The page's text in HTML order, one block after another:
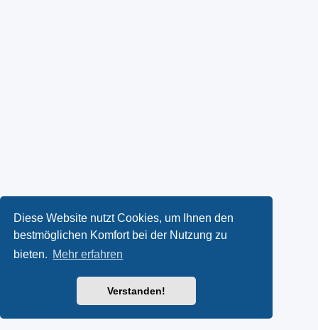
Diese Website nutzt Cookies, um Ihnen den
bestmöglichen Komfort bei der Nutzung zu
bieten. Mehr erfahren
Verstanden!